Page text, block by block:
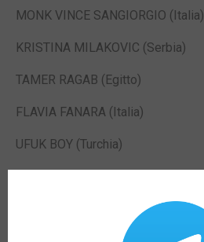
MONK VINCE SANGIORGIO (Italia)
KRISTINA MILAKOVIC (Serbia)
TAMER RAGAB (Egitto)
FLAVIA FANARA (Italia)
UFUK BOY (Turchia)
ALFONSO COPPOLA(Italia)